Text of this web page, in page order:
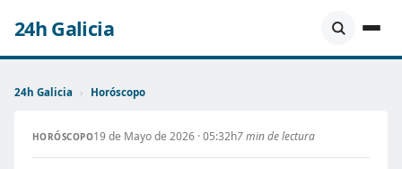
24h Galicia
24h Galicia › Horóscopo
HORÓSCOPO19 de Mayo de 2026 · 05:32h7 min de lectura